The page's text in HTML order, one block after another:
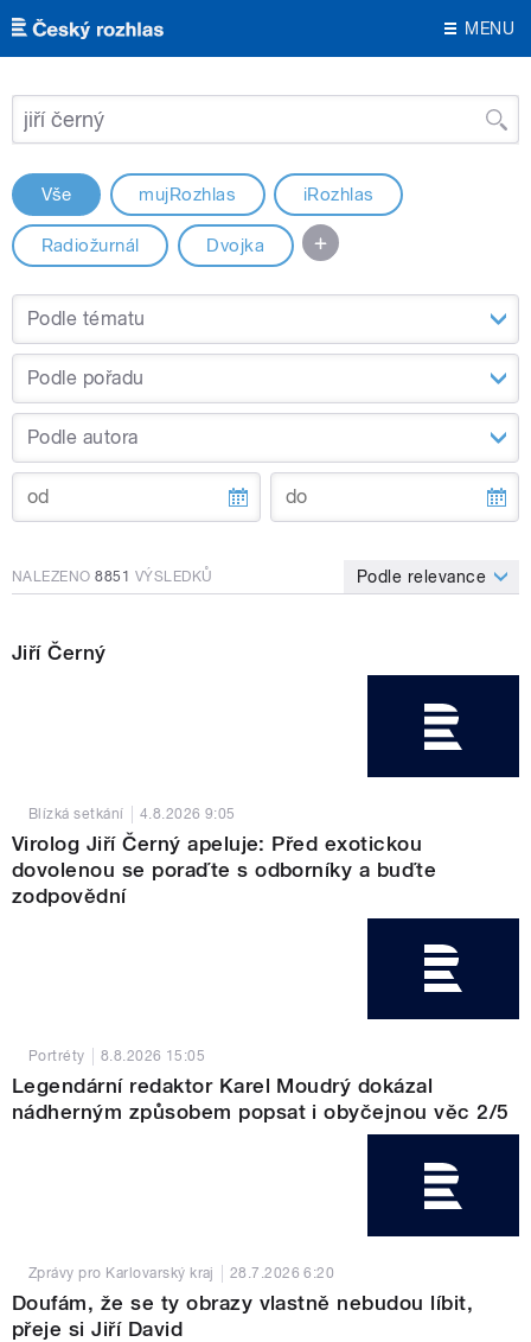
MENU
Vše mujRozhlas iRozhlas
Radiožurnál Dvojka
Podle tématu
Podle pořadu
Podle autora
NALEZENO8851 VÝSLEDKŮ Podle relevance
Jiří Černý
Blízká setkání 4.8.2026 9:05
Virolog Jiří Černý apeluje: Před exotickou
dovolenou se poraďte s odborníky a buďte
zodpovědní
Portréty 8.8.2026 15:05
Legendární redaktor Karel Moudrý dokázal
nádherným způsobem popsat i obyčejnou věc 2/5
Zprávy pro Karlovarský kraj 28.7.2026 6:20
Doufám, že se ty obrazy vlastně nebudou líbit,
přeje si Jiří David